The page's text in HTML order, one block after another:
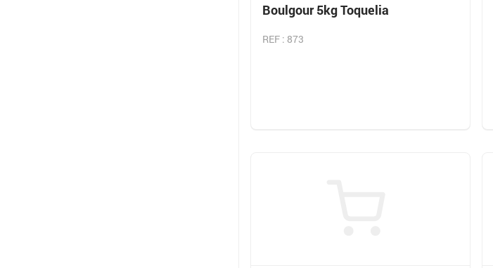
Boulgour 5kg Toquelia
REF : 873